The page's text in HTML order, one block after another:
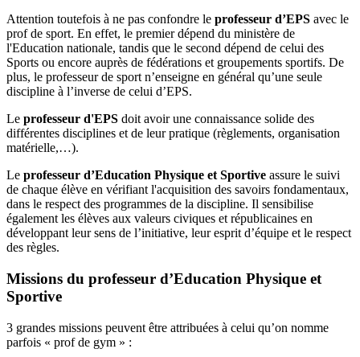
Attention toutefois à ne pas confondre le professeur d’EPS avec le
prof de sport. En effet, le premier dépend du ministère de
l'Education nationale, tandis que le second dépend de celui des
Sports ou encore auprès de fédérations et groupements sportifs. De
plus, le professeur de sport n’enseigne en général qu’une seule
discipline à l’inverse de celui d’EPS.
Le professeur d'EPS doit avoir une connaissance solide des
différentes disciplines et de leur pratique (règlements, organisation
matérielle,…).
Le professeur d’Education Physique et Sportive assure le suivi
de chaque élève en vérifiant l'acquisition des savoirs fondamentaux,
dans le respect des programmes de la discipline. Il sensibilise
également les élèves aux valeurs civiques et républicaines en
développant leur sens de l’initiative, leur esprit d’équipe et le respect
des règles.
Missions du professeur d’Education Physique et
Sportive
3 grandes missions peuvent être attribuées à celui qu’on nomme
parfois « prof de gym » :